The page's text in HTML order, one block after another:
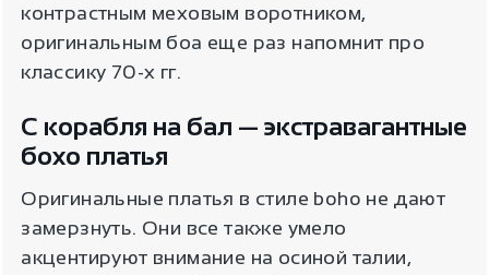
контрастным меховым воротником,
оригинальным боа еще раз напомнит про
классику 70-х гг.
С корабля на бал — экстравагантные
бохо платья
Оригинальные платья в стиле boho не дают
замерзнуть. Они все также умело
акцентируют внимание на осиной талии,